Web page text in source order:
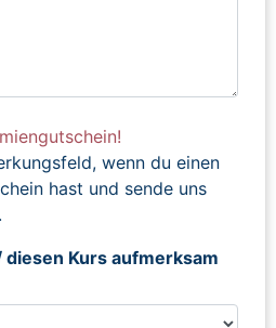
wenn du einen
hast und sende uns
Kurs aufmerksam